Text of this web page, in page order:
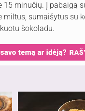
15 minučių. Į pabaigą
miltus, sumaišytus su
šokoladu.